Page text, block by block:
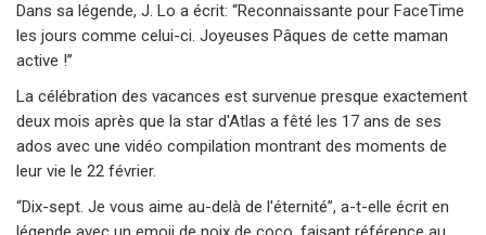
Dans sa légende, J. Lo a écrit: “Reconnaissante pour FaceTime
les jours comme celui-ci. Joyeuses Pâques de cette maman
active !”
La célébration des vacances est survenue presque exactement
deux mois après que la star d'Atlas a fêté les 17 ans de ses
ados avec une vidéo compilation montrant des moments de
leur vie le 22 février.
“Dix-sept. Je vous aime au-delà de l'éternité”, a-t-elle écrit en